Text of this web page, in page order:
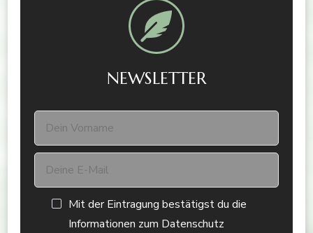
NEWSLETTER
Mit der Eintragung bestätigst du die
Informationen zum Datenschutz